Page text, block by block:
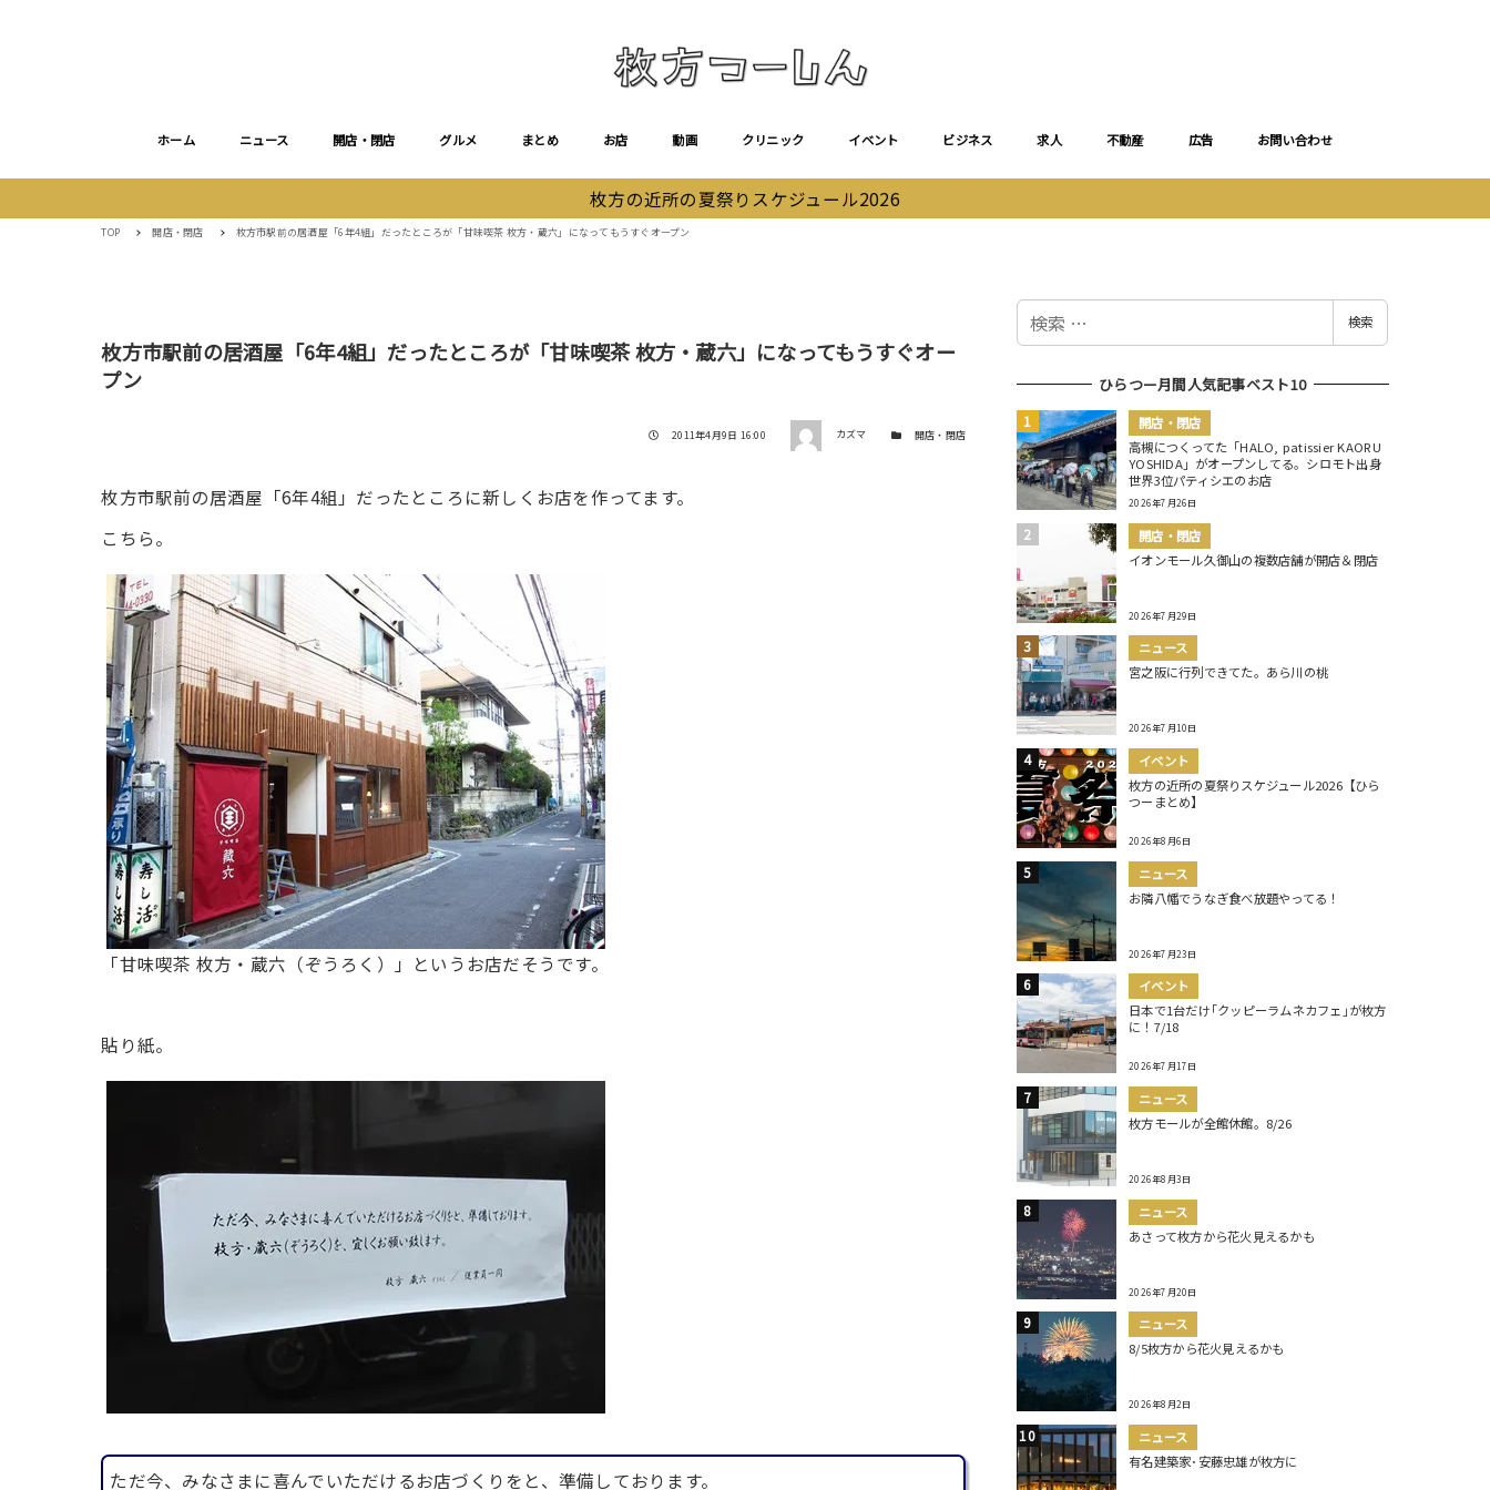
ホーム ニュース 開店・閉店 グルメ まとめ お店 動画 クリニック イベント ビジネス 求人 不動産 広告 お問い合わせ
枚方の近所の夏祭りスケジュール2026
TOP 開店・閉店 枚方市駅前の居酒屋「6年4組」だったところが「甘味喫茶 枚方・蔵六」になってもうすぐオープン
枚方市駅前の居酒屋「6年4組」だったところが「甘味喫茶 枚方・蔵六」になってもうすぐオー
プン
投稿日
2011年4月9日 16:00 著者 カズマ カテゴリー開店・閉店
枚方市駅前の居酒屋「6年4組」だったところに新しくお店を作ってます。
こちら。
「甘味喫茶 枚方・蔵六（ぞうろく）」というお店だそうです。
貼り紙。
ただ今、みなさまに喜んでいただけるお店づくりをと、準備しております。
検
検索
ひらつー月間人気記事ベスト10
開店・閉店
高槻につくってた「HALO, patissier KAORU
YOSHIDA」がオープンしてる。シロモト出身
世界3位パティシエのお店
2026年7月26日
開店・閉店
イオンモール久御山の複数店舗が開店＆閉店
2026年7月29日
ニュース
宮之阪に行列できてた。あら川の桃
2026年7月10日
イベント
枚方の近所の夏祭りスケジュール2026【ひら
つーまとめ】
2026年8月6日
ニュース
お隣八幡でうなぎ食べ放題やってる！
2026年7月23日
イベント
日本で1台だけ｢クッピーラムネカフェ｣が枚方
に！7/18
2026年7月17日
ニュース
枚方モールが全館休館。8/26
2026年8月3日
ニュース
あさって枚方から花火見えるかも
2026年7月20日
ニュース
8/5枚方から花火見えるかも
2026年8月2日
ニュース
有名建築家･安藤忠雄が枚方に